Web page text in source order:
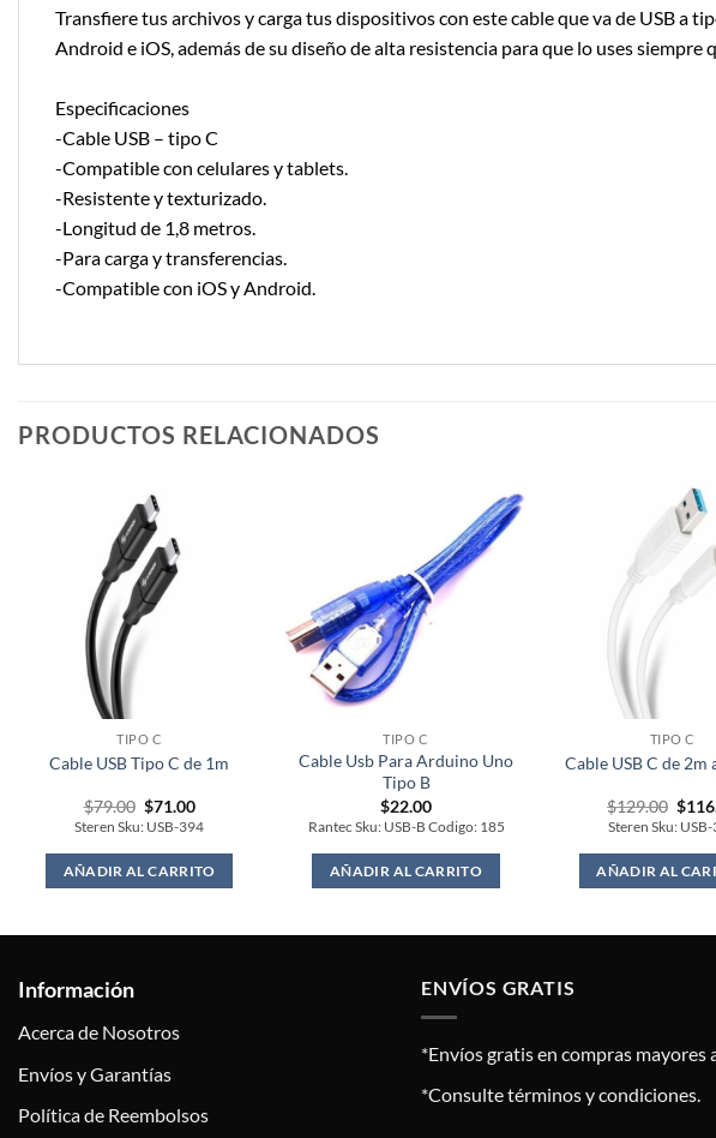
Transfiere tus archivos y carga tus dispositivos con este cable que va de USB
Android e iOS, además de su diseño de alta resistencia para que lo uses siempre
Especificaciones
-Cable USB – tipo C
-Compatible con celulares y tablets.
-Resistente y texturizado.
-Longitud de 1,8 metros.
-Para carga y transferencias.
-Compatible con iOS y Android.
PRODUCTOS RELACIONADOS
TIPO C
Cable USB Tipo C de 1m
$79.00 Original
price
was:
$79.00.
$71.00Current
price
is:
$71.00.
Steren Sku: USB-394
AÑADIR AL CARRITO
TIPO C
Cable Usb Para Arduino Uno
Tipo B
$22.00
Rantec Sku: USB-B Codigo: 185
AÑADIR AL CARRITO
TIPO C
Cable USB C de 2m
$129.00
price
was:
$
Steren Sku:
AÑADIR AL
Información
Acerca de Nosotros
Envíos y Garantías
Política de Reembolsos
ENVÍOS GRATIS
*Envíos gratis en compras mayores
*Consulte términos y condiciones.